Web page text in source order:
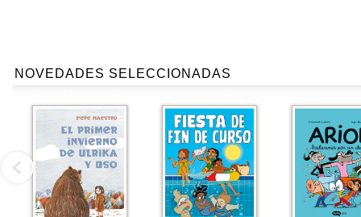
NOVEDADES SELECCIONADAS